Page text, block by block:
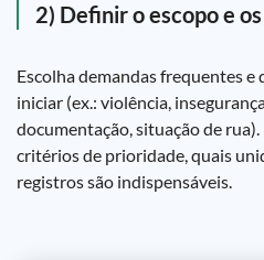
2) Definir o escopo e
Escolha demandas frequentes
iniciar (ex.: violência,
documentação, situação de rua).
critérios de prioridade, quais
registros são indispensáveis.